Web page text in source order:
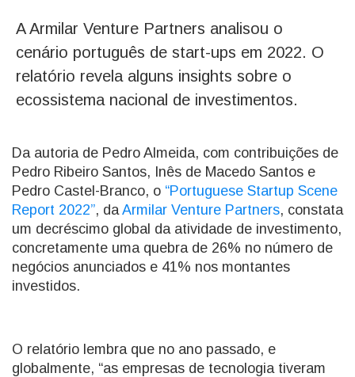
A Armilar Venture Partners analisou o
cenário português de start-ups em 2022. O
relatório revela alguns insights sobre o
ecossistema nacional de investimentos.
Da autoria de Pedro Almeida, com contribuições de
Pedro Ribeiro Santos, Inês de Macedo Santos e
Pedro Castel-Branco, o “Portuguese Startup Scene
Report 2022”, daArmilar Venture Partners, constata
um decréscimo global da atividade de investimento,
concretamente uma quebra de 26% no número de
negócios anunciados e 41% nos montantes
investidos.
O relatório lembra que no ano passado, e
globalmente, “as empresas de tecnologia tiveram